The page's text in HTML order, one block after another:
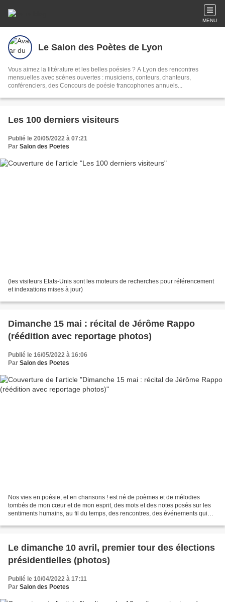
MENU
Le Salon des Poètes de Lyon
Vous aimez la littérature et les belles poésies ? A Lyon des rencontres
mensuelles avec scènes ouvertes : musiciens, conteurs, chanteurs,
conférenciers, des Concours de poésie francophones annuels...
Les 100 derniers visiteurs
Publié le 20/05/2022 à 07:21
Par Salon des Poetes
(les visiteurs Etats-Unis sont les moteurs de recherches pour référencement
et indexations mises à jour)
Dimanche 15 mai : récital de Jérôme Rappo
(réédition avec reportage photos)
Publié le 16/05/2022 à 16:06
Par Salon des Poetes
Nos vies en poésie, et en chansons ! est né de poèmes et de mélodies
tombés de mon cœur et de mon esprit, des mots et des notes posés sur les
sentiments humains, au fil du temps, des rencontres, des événements qui
Le dimanche 10 avril, premier tour des élections
présidentielles (photos)
Publié le 10/04/2022 à 17:11
Par Salon des Poetes